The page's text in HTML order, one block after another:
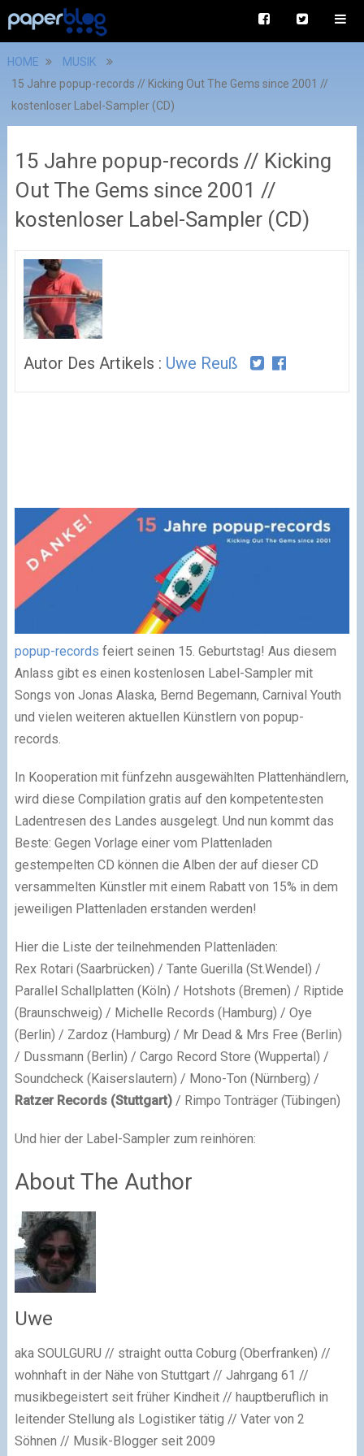
HOME
MUSIK
15 Jahre popup-records // Kicking Out The Gems since 2001 //
kostenloser Label-Sampler (CD)
15 Jahre popup-records // Kicking
Out The Gems since 2001 //
kostenloser Label-Sampler (CD)
Autor Des Artikels : Uwe Reuß
popup-records feiert seinen 15. Geburtstag! Aus diesem
Anlass gibt es einen kostenlosen Label-Sampler mit
Songs von Jonas Alaska, Bernd Begemann, Carnival Youth
und vielen weiteren aktuellen Künstlern von popup-
records.
In Kooperation mit fünfzehn ausgewählten Plattenhändlern,
wird diese Compilation gratis auf den kompetentesten
Ladentresen des Landes ausgelegt. Und nun kommt das
Beste: Gegen Vorlage einer vom Plattenladen
gestempelten CD können die Alben der auf dieser CD
versammelten Künstler mit einem Rabatt von 15% in dem
jeweiligen Plattenladen erstanden werden!
Hier die Liste der teilnehmenden Plattenläden:
Rex Rotari (Saarbrücken) / Tante Guerilla (St.Wendel) /
Parallel Schallplatten (Köln) / Hotshots (Bremen) / Riptide
(Braunschweig) / Michelle Records (Hamburg) / Oye
(Berlin) / Zardoz (Hamburg) / Mr Dead & Mrs Free (Berlin)
/ Dussmann (Berlin) / Cargo Record Store (Wuppertal) /
Soundcheck (Kaiserslautern) / Mono-Ton (Nürnberg) /
Ratzer Records (Stuttgart)/ Rimpo Tonträger (Tübingen)
Und hier der Label-Sampler zum reinhören:
About The Author
Uwe
aka SOULGURU // straight outta Coburg (Oberfranken) //
wohnhaft in der Nähe von Stuttgart // Jahrgang 61 //
musikbegeistert seit früher Kindheit // hauptberuflich in
leitender Stellung als Logistiker tätig // Vater von 2
Söhnen // Musik-Blogger seit 2009